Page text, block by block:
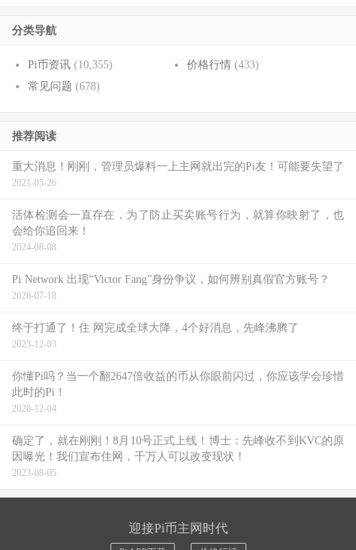
分类导航
Pi币资讯 (10,355) 价格行情(433)
常见问题 (678)
推荐阅读
重大消息！刚刚，管理员爆料一上主网就出完的Pi友！可能要失望了
2021-05-26
活体检测会一直存在，为了防止买卖账号行为，就算你映射了，也
会给你追回来！
2024-08-08
Pi Network 出现“Victor Fang”身份争议，如何辨别真假官方账号？
2026-07-18
终于打通了！住 网完成全球大降，4个好消息，先峰沸腾了
2023-12-03
你懂Pi吗？当一个翻2647倍收益的币从你眼前闪过，你应该学会珍惜
此时的Pi！
2020-12-04
确定了，就在刚刚！8月10号正式上线！博士：先峰收不到KVC的原
因曝光！我们宣布住网，千万人可以改变现状！
2023-08-05
迎接Pi币主网时代